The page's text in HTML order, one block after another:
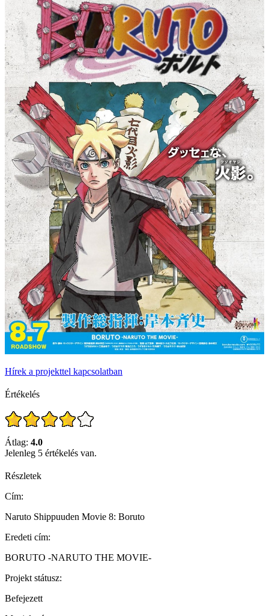
Hírek a projekttel kapcsolatban
Értékelés
Átlag: 4.0
Jelenleg 5 értékelés van.
Részletek
Cím:
Naruto Shippuuden Movie 8: Boruto
Eredeti cím:
BORUTO -NARUTO THE MOVIE-
Projekt státusz:
Befejezett